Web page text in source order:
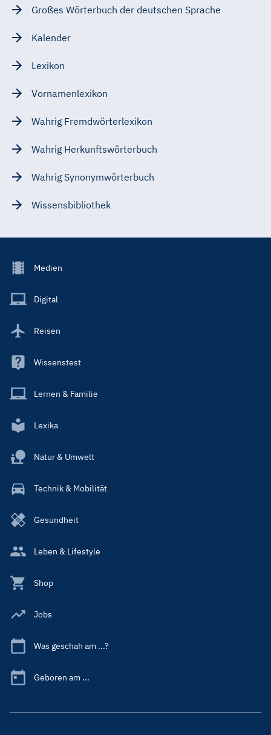
Großes Wörterbuch der deutschen Sprache
Kalender
Lexikon
Vornamenlexikon
Wahrig Fremdwörterlexikon
Wahrig Herkunftswörterbuch
Wahrig Synonymwörterbuch
Wissensbibliothek
Footer
Main
Medien
Digital
Reisen
Wissenstest
Lernen & Familie
Lexika
Natur & Umwelt
Technik & Mobilität
Gesundheit
Leben & Lifestyle
Shop
Jobs
Was geschah am ...?
Geboren am ...